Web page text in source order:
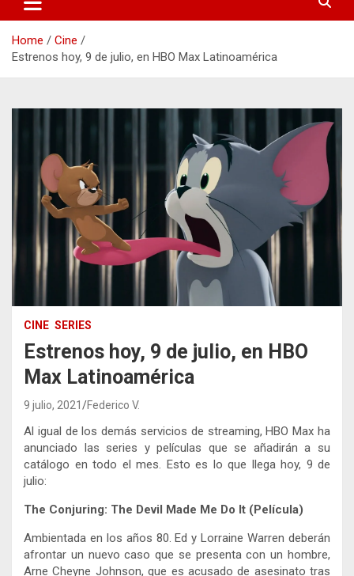
Home
Cine
Estrenos hoy, 9 de julio, en HBO Max Latinoamérica
CINE SERIES
Estrenos hoy, 9 de julio, en HBO
Max Latinoamérica
9 julio, 2021 Federico V.
Al igual de los demás servicios de streaming, HBO Max ha
anunciado las series y películas que se añadirán a su
catálogo en todo el mes. Esto es lo que llega hoy, 9 de
julio:
The Conjuring: The Devil Made Me Do It (Película)
Ambientada en los años 80. Ed y Lorraine Warren deberán
afrontar un nuevo caso que se presenta con un hombre,
Arne Cheyne Johnson, que es acusado de asesinato tras